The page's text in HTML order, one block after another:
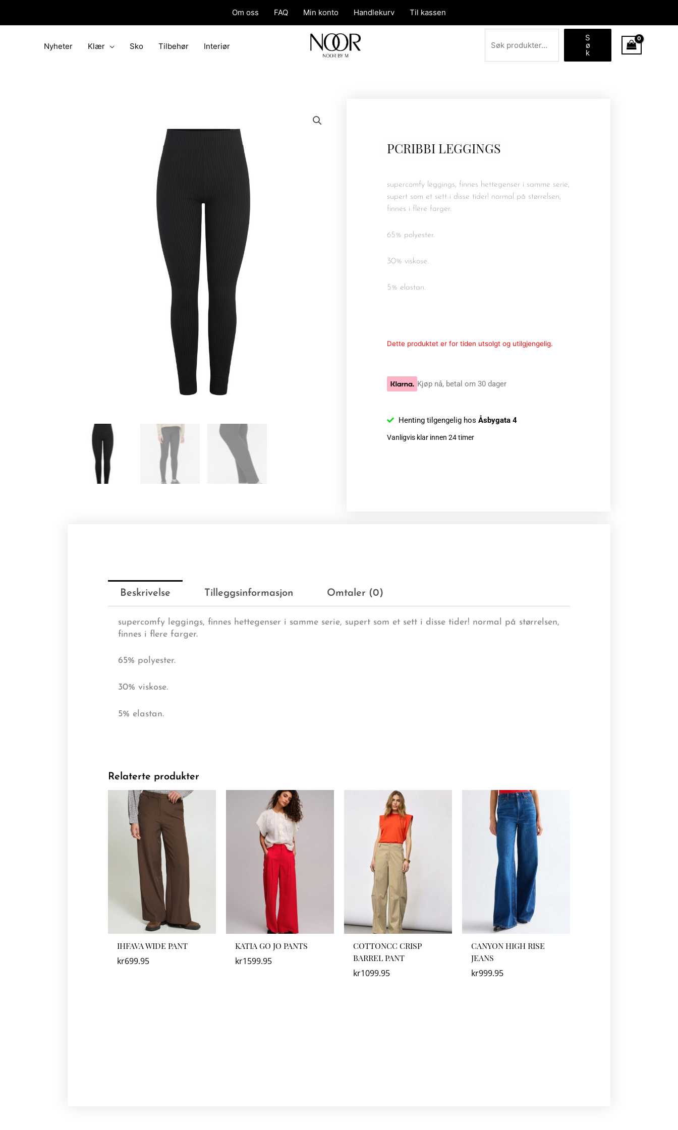
Om oss FAQ Min konto Handlekurv Til kassen
Nyheter Klær Sko Tilbehør Interiør
Søk
S
ø
k
PCRIBBI LEGGINGS
supercomfy leggings, finnes hettegenser i samme serie,
supert som et sett i disse tider! normal på størrelsen,
finnes i flere farger.
65% polyester.
30% viskose.
5% elastan.
Dette produktet er for tiden utsolgt og utilgjengelig.
Kjøp nå, betal om 30 dager
Henting tilgengelig hos Åsbygata 4
Vanligvis klar innen 24 timer
Beskrivelse Tilleggsinformasjon Omtaler (0)
supercomfy leggings, finnes hettegenser i samme serie, supert som et sett i disse tider! normal på størrelsen,
finnes i flere farger.
65% polyester.
30% viskose.
5% elastan.
Relaterte produkter
IHFAVA WIDE PANT
kr699.95
KATIA GO JO PANTS
kr1599.95
COTTONCC CRISP
BARREL PANT
kr1099.95
CANYON HIGH RISE
JEANS
kr999.95